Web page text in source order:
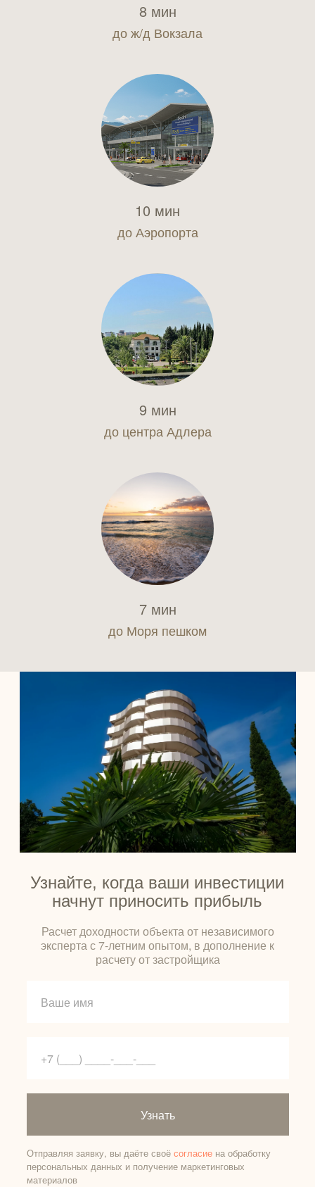
8 мин
до ж/д Вокзала
10 мин
до Аэропорта
9 мин
до центра Адлера
7 мин
до Моря пешком
Узнать
Отправляя заявку, вы даёте своё согласиена обработку
персональных данных и получение маркетинговых
материалов
Расчет доходности объекта от независимого
эксперта с 7-летним опытом, в дополнение к
расчету от застройщика
Узнайте, когда ваши инвестиции
начнут приносить прибыль